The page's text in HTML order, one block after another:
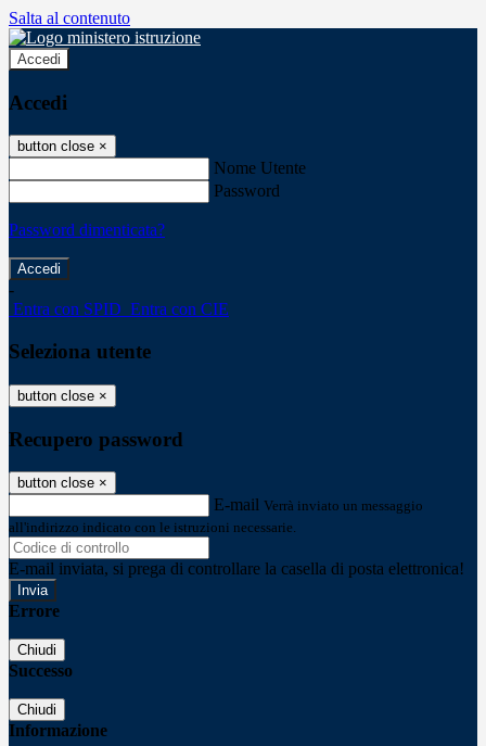
Salta al contenuto
Accedi
Accedi
button close ×
Nome Utente
Password
Password dimenticata?
-
Entra con SPID Entra con CIE
Seleziona utente
button close ×
Recupero password
button close ×
E-mail Verrà inviato un messaggio
all'indirizzo indicato con le istruzioni necessarie.
E-mail inviata, si prega di controllare la casella di posta elettronica!
Errore
Chiudi
Successo
Chiudi
Informazione